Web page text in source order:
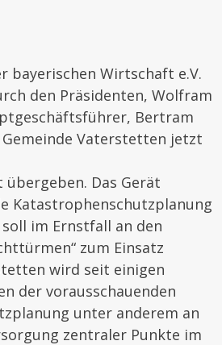
bayerischen Wirtschaft e.V.
den Präsidenten, Wolfram
Bertram
Vaterstetten jetzt
Das Gerät
Katastrophenschutzplanung
im Ernstfall an den
zum Einsatz
wird seit einigen
der vorausschauenden
unter anderem an
zentraler Punkte im